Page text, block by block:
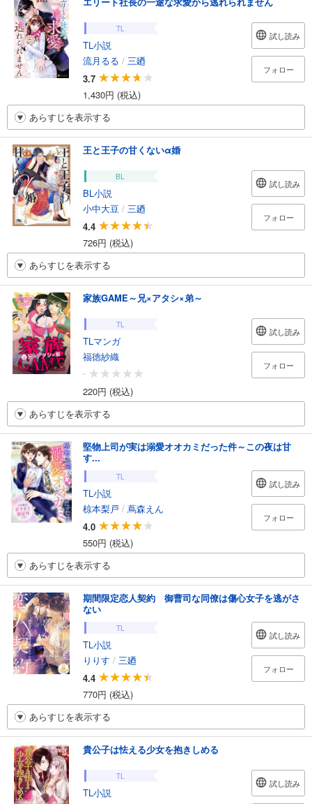
TL
TL小説
流月るる / 三廼
3.7
1,430円 (税込)
試し読み
フォロー
あらすじを表示する
王と王子の甘くないα婚
BL
BL小説
小中大豆 / 三廼
4.4
726円 (税込)
試し読み
フォロー
あらすじを表示する
家族GAME～兄×アタシ×弟～
TL
TLマンガ
福徳紗織
-
220円 (税込)
試し読み
フォロー
あらすじを表示する
堅物上司が実は溺愛オオカミだった件～この夜は甘
す...
TL
TL小説
椋本梨戸 / 蔦森えん
4.0
550円 (税込)
試し読み
フォロー
あらすじを表示する
期間限定恋人契約 御曹司な同僚は傷心女子を逃がさ
ない
TL
TL小説
りりす / 三廼
4.4
770円 (税込)
試し読み
フォロー
あらすじを表示する
貴公子は怯える少女を抱きしめる
TL
TL小説
試し読み